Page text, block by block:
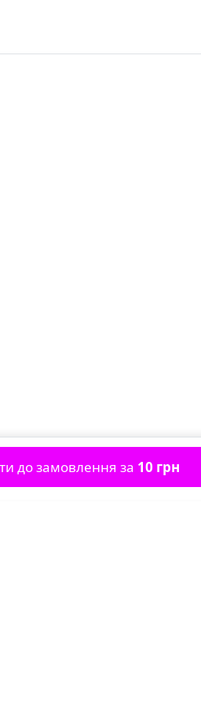
до замовлення за 10 грн